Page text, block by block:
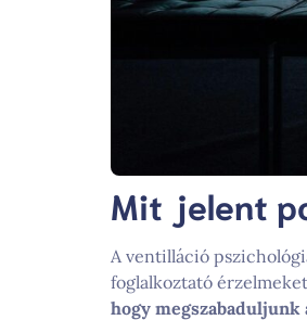
Mit jelent
A ventilláció
foglalkoztató
hogy